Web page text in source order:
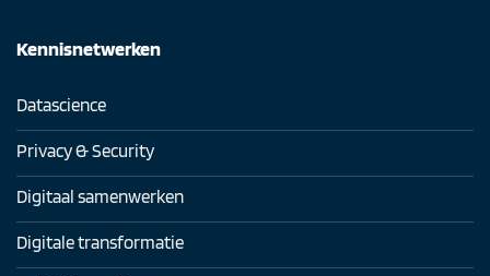
Kennisnetwerken
Datascience
Privacy & Security
Digitaal samenwerken
Digitale transformatie